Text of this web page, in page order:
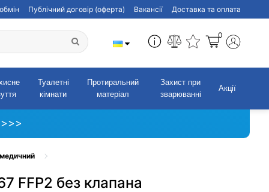
Публічний договір (оферта) Вакансії Доставка та оплата
0
Туалетні
кімнати
Протиральний
матеріал
Захист при
зварюванні
Акції
>>>
FFP2 без клапана